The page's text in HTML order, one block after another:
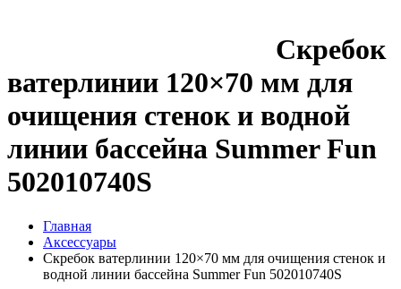
Скребок
ватерлинии 120×70 мм для
очищения стенок и водной
линии бассейна Summer Fun
502010740S
Главная
Аксессуары
Скребок ватерлинии 120×70 мм для очищения стенок и
водной линии бассейна Summer Fun 502010740S